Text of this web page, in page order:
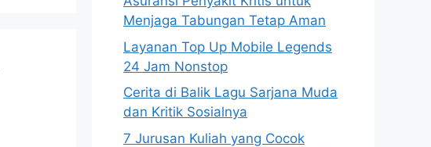
Menjaga Tabungan Tetap Aman
Layanan Top Up Mobile Legends
24 Jam Nonstop
Cerita di Balik Lagu Sarjana Muda
dan Kritik Sosialnya
7 Jurusan Kuliah yang Cocok